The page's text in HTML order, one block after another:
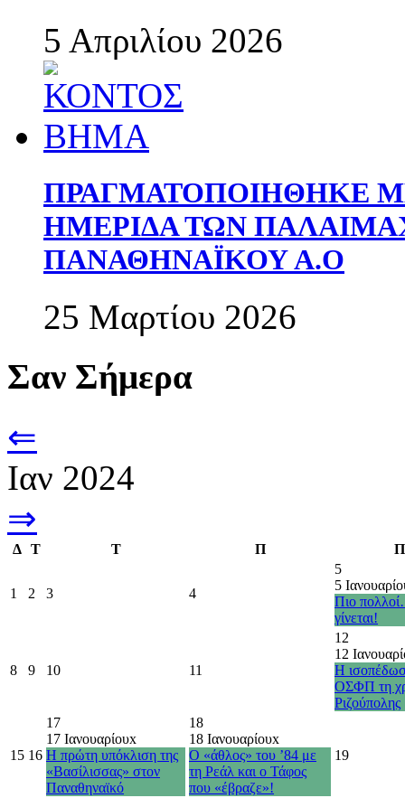
5 Απριλίου 2026
ΠΡΑΓΜΑΤΟΠΟΙΗΘΗΚΕ
ΗΜΕΡΙΔΑ ΤΩΝ
ΠΑΝΑΘΗΝΑΪΚΟΥ Α.Ο
25 Μαρτίου 2026
Σαν Σήμερα
⇐
Ιαν 2024
⇒
Δ Τ Τ Π Π
1 2 3 4
5
5
Πιο
γίνεται!
8 9 10 11
12
12
Η
ΟΣΦΠ τη
Ριζούπολης
15 16
17
17 Ιανουαρίουx
Η πρώτη υπόκλιση της
«Βασίλισσας» στον
Παναθηναϊκό
18
18 Ιανουαρίουx
Ο «άθλος» του ’84 με
τη Ρεάλ και ο Τάφος
που «έβραζε»!
19